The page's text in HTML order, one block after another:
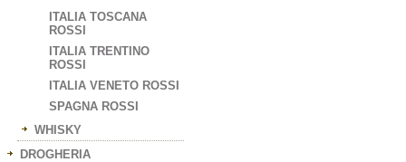
ITALIA TOSCANA
ROSSI
ITALIA TRENTINO
ROSSI
ITALIA VENETO ROSSI
SPAGNA ROSSI
WHISKY
DROGHERIA